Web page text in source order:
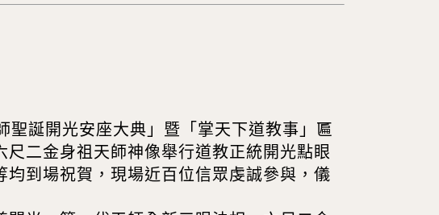
誕開光安座大典」暨「掌天下道教事」匾
二金身祖天師神像舉行道教正統開光點眼
到場祝賀，現場近百位信眾虔誠參與，儀